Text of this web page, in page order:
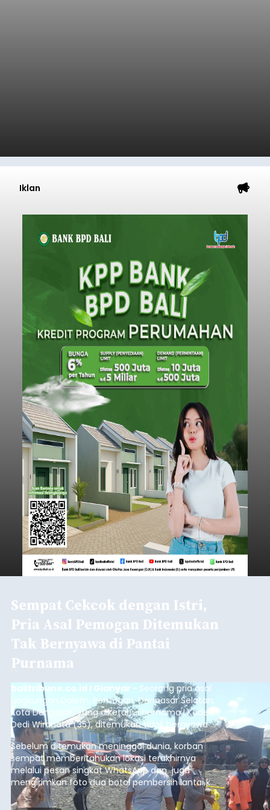
Iklan
Sempat Cekcok dengan Istri,
Pria Asal Pemogan Ditemukan
Tak Bernyawa di Pantai
Purnama
balitribune.co.id I Gianyar - Seorang pria asal
Lingkungan Dalem, Pemogan, Denpasar Selatan,
Kota Denpasar, yang diketahui bernama I Kadek
Dedi Wiranata (35), ditemukan tidak bernyawa di
pesisir Pantai Purnama, Sukawati.
Sebelum ditemukan meninggal dunia, korban
sempat memberitahukan lokasi terakhirnya
melalui pesan singkat WhatsApp dan juga
mengirimkan foto dua botol pembersih lantai ke
istrinya.